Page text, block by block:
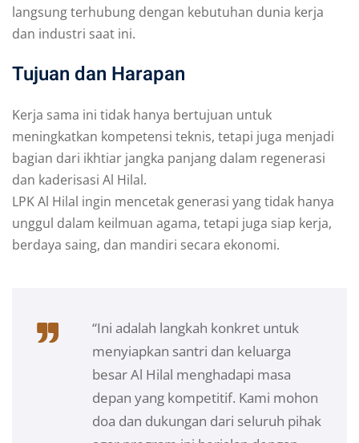
langsung terhubung dengan kebutuhan dunia kerja
dan industri saat ini.
Tujuan dan Harapan
Kerja sama ini tidak hanya bertujuan untuk
meningkatkan kompetensi teknis, tetapi juga menjadi
bagian dari ikhtiar jangka panjang dalam regenerasi
dan kaderisasi Al Hilal.
LPK Al Hilal ingin mencetak generasi yang tidak hanya
unggul dalam keilmuan agama, tetapi juga siap kerja,
berdaya saing, dan mandiri secara ekonomi.
“Ini adalah langkah konkret untuk
menyiapkan santri dan keluarga
besar Al Hilal menghadapi masa
depan yang kompetitif. Kami mohon
doa dan dukungan dari seluruh pihak